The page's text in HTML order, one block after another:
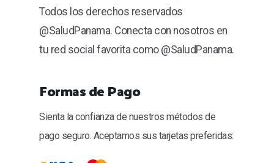
Todos los derechos reservados
@SaludPanama. Conecta con nosotros en
tu red social favorita como @SaludPanama.
Formas de Pago
Sienta la confianza de nuestros métodos de
pago seguro. Aceptamos sus tarjetas preferidas: